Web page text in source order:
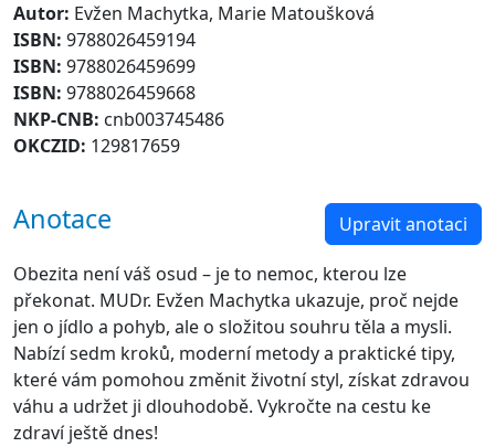
Autor: Evžen Machytka, Marie Matoušková
ISBN: 9788026459194
ISBN: 9788026459699
ISBN: 9788026459668
NKP-CNB: cnb003745486
OKCZID: 129817659
Anotace Upravit anotaci
Obezita není váš osud – je to nemoc, kterou lze
překonat. MUDr. Evžen Machytka ukazuje, proč nejde
jen o jídlo a pohyb, ale o složitou souhru těla a mysli.
Nabízí sedm kroků, moderní metody a praktické tipy,
které vám pomohou změnit životní styl, získat zdravou
váhu a udržet ji dlouhodobě. Vykročte na cestu ke
zdraví ještě dnes!